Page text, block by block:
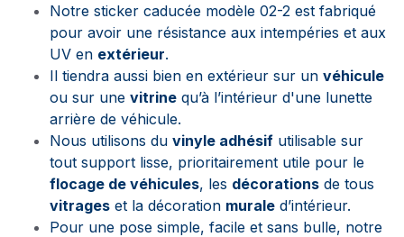
Notre sticker caducée modèle 02-2 est fabriqué
pour avoir une résistance aux intempéries et aux
UV en extérieur.
Il tiendra aussi bien en extérieur sur un véhicule
ou sur une vitrine qu’à l’intérieur d'une lunette
arrière de véhicule.
Nous utilisons du vinyle adhésif utilisable sur
tout support lisse, prioritairement utile pour le
flocage de véhicules, les décorations de tous
vitrages et la décoration murale d’intérieur.
Pour une pose simple, facile et sans bulle, notre